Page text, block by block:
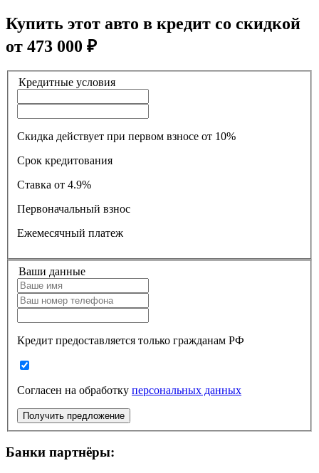
Купить этот авто в кредит со скидкой
от 473 000 ₽
Кредитные условия
Скидка действует при первом взносе от 10%
Срок кредитования
Ставка
от 4.9%
Первоначальный взнос
Ежемесячный платеж
Ваши данные
Кредит предоставляется только гражданам РФ
Согласен на обработку персональных данных
Получить предложение
Банки партнёры: